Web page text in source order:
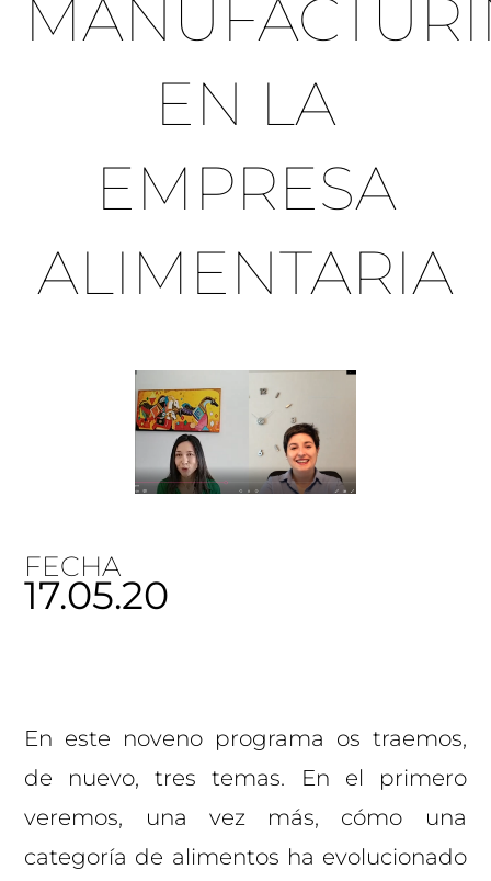
EN LA
EMPRESA
ALIMENTARIA
FECHA
17.05.20
En este noveno programa os traemos,
de nuevo, tres temas. En el primero
veremos, una vez más, cómo una
categoría de alimentos ha evolucionado